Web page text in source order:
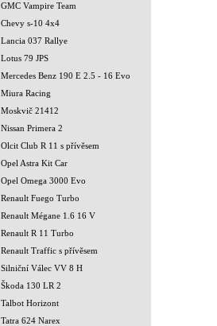
GMC Vampire Team
Chevy s-10 4x4
Lancia 037 Rallye
Lotus 79 JPS
Mercedes Benz 190 E 2.5 - 16 Evo
Miura Racing
Moskvič 21412
Nissan Primera 2
Olcit Club R 11 s přívěsem
Opel Astra Kit Car
Opel Omega 3000 Evo
Renault Fuego Turbo
Renault Mégane 1.6 16 V
Renault R 11 Turbo
Renault Traffic s přívěsem
Silniční Válec VV 8 H
Škoda 130 LR 2
Talbot Horizont
Tatra 624 Narex